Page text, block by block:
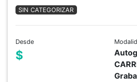
SIN CATEGORIZAR
Desde
$